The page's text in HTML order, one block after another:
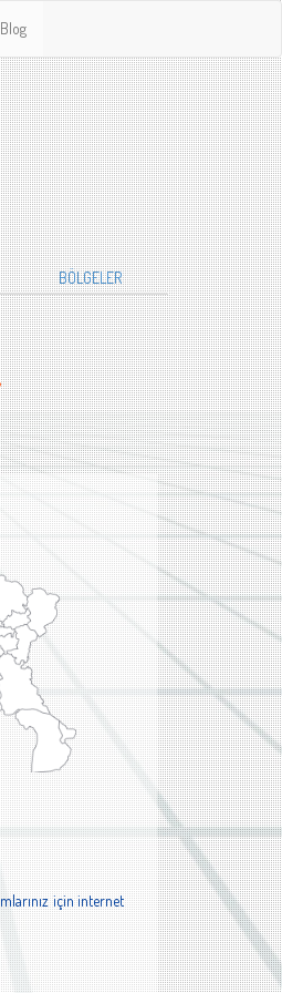
Blog
BÖLGELER
için internet